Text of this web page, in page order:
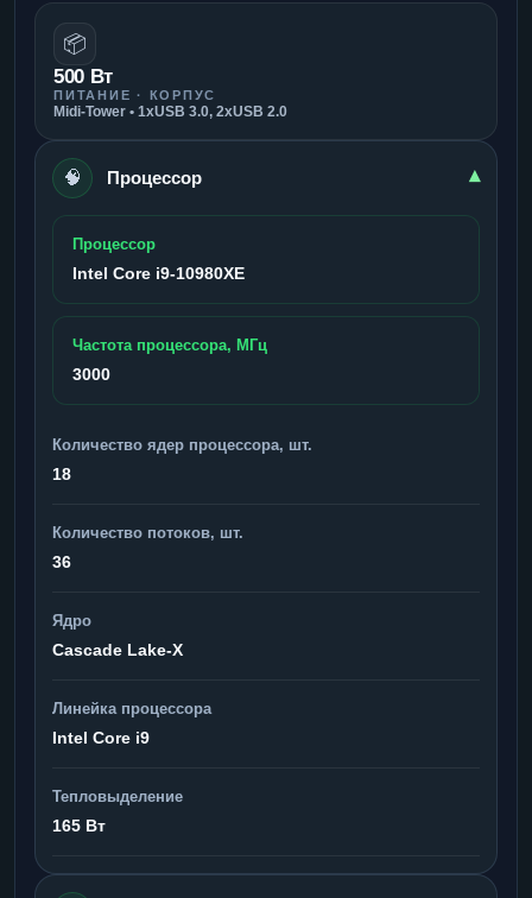
📦
500 Вт
ПИТАНИЕ · КОРПУС
Midi-Tower • 1xUSB 3.0, 2xUSB 2.0
🧠 Процессор ▾
Процессор
Intel Core i9-10980XE
Частота процессора, МГц
3000
Количество ядер процессора, шт.
18
Количество потоков, шт.
36
Ядро
Cascade Lake-X
Линейка процессора
Intel Core i9
Тепловыделение
165 Вт